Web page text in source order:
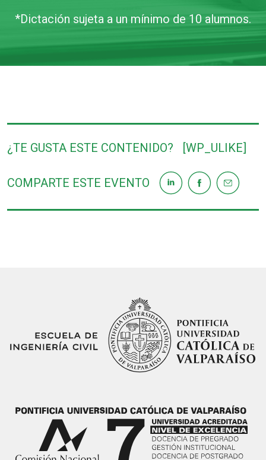
*Dictación sujeta a un mínimo de 10 alumnos.
¿TE GUSTA ESTE CONTENIDO? [WP_ULIKE]
COMPARTE ESTE EVENTO